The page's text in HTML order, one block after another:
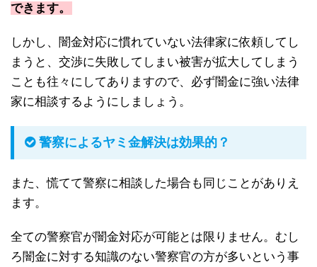
できます。
しかし、闇金対応に慣れていない法律家に依頼してし
まうと、交渉に失敗してしまい被害が拡大してしまう
ことも往々にしてありますので、必ず闇金に強い法律
家に相談するようにしましょう。
警察によるヤミ金解決は効果的？
また、慌てて警察に相談した場合も同じことがありえ
ます。
全ての警察官が闇金対応が可能とは限りません。むし
ろ闇金に対する知識のない警察官の方が多いという事